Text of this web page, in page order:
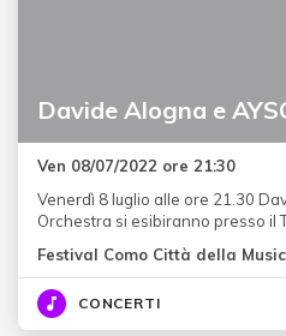
Davide Alogna e
Ven 08/07/2022 ore 21:30
Venerdì 8 luglio alle ore 21.30
Orchestra si esibiranno presso il
Festival Como Città della
CONCERTI